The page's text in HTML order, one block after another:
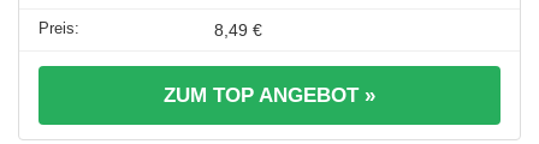
8,49 €
ZUM TOP ANGEBOT »